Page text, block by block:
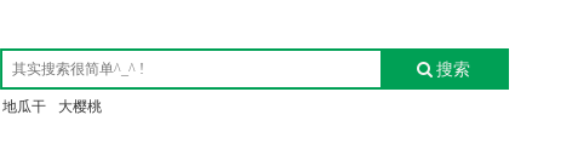
搜索
地瓜干 大樱桃